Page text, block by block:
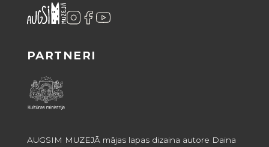
PARTNERI
AUGSIM MUZEJĀ mājas lapas dizaina autore Daina